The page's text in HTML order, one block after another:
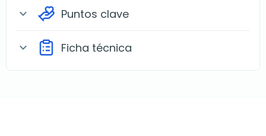
expand_more Puntos clave
expand_more Ficha técnica